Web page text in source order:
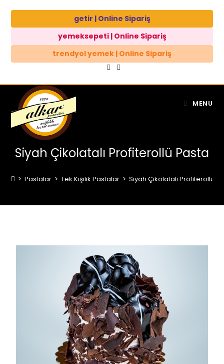
getir | Online Sipariş
yemeksepeti | Online Sipariş
trendyol yemek | Online Sipariş
MENU
Siyah Çikolatalı Profiterollü Pasta
> Pastalar > Tek Kişilik Pastalar > Siyah Çikolatalı Profiterollü